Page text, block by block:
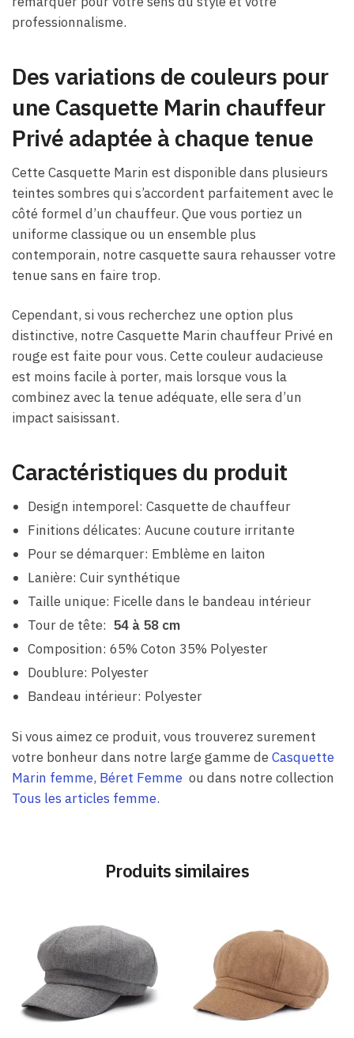
professionnalisme.
Des variations de couleurs pour
une Casquette Marin chauffeur
Privé adaptée à chaque tenue
Cette Casquette Marin est disponible dans plusieurs
teintes sombres qui s’accordent parfaitement avec le
côté formel d’un chauffeur. Que vous portiez un
uniforme classique ou un ensemble plus
contemporain, notre casquette saura rehausser votre
tenue sans en faire trop.
Cependant, si vous recherchez une option plus
distinctive, notre Casquette Marin chauffeur Privé en
rouge est faite pour vous. Cette couleur audacieuse
est moins facile à porter, mais lorsque vous la
combinez avec la tenue adéquate, elle sera d’un
impact saisissant.
Caractéristiques du produit
Design intemporel: Casquette de chauffeur
Finitions délicates: Aucune couture irritante
Pour se démarquer: Emblème en laiton
Lanière: Cuir synthétique
Taille unique: Ficelle dans le bandeau intérieur
Tour de tête: 54 à 58 cm
Composition: 65% Coton 35% Polyester
Doublure: Polyester
Bandeau intérieur: Polyester
Si vous aimez ce produit, vous trouverez surement
votre bonheur dans notre large gamme deCasquette
Marin femme, Béret Femme ou dans notre collection
Tous les articles femme.
Produits similaires